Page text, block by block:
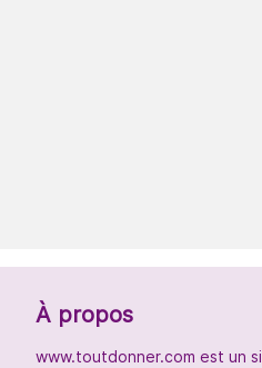
À propos
www.toutdonner.com est un